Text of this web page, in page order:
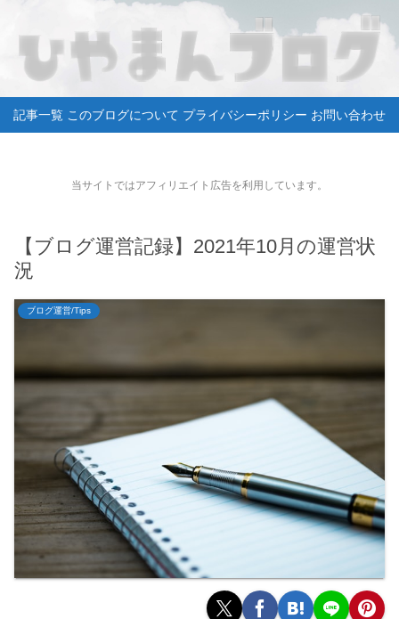
記事一覧 このブログについて プライバシーポリシー お問い合わせ
当サイトではアフィリエイト広告を利用しています。
【ブログ運営記録】2021年10月の運営状
況
ブログ運営/Tips